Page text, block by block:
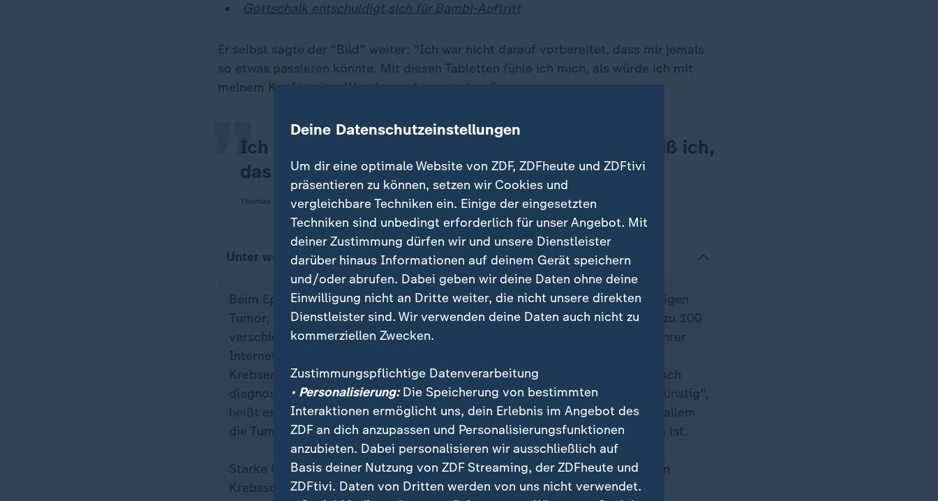
Gottschalk entschuldigt sich für Bambi-Auftritt
Er selbst sagte der "Bild" weiter: "Ich war nicht darauf vorbereitet, dass mir jemals
so etwas passieren könnte. Mit diesen Tabletten fühle ich mich, als würde ich mit
meinem Kopf in einer Waschmaschine stecken."
Ich kannte mich so selbst nicht. Inzwischen weiß ich,
das sind die Schmerzmittel.
„
Thomas Gottschalk
Unter welcher Krebsart leidet Thomas Gottschalk?
Beim Epitheloiden Angiosarkom handelt es sich um einen seltenen, bösartigen
Tumor, der von den Zellen der Blutgefäße ausgeht. Sarkome umfassen bis zu 100
verschiedene, bösartige Tumoren, wie die Deutsche Sarkom-Stiftung auf ihrer
Internetseite erklärt. Sie machen demnach nur etwa ein Prozent aller
Krebserkrankungen aus und werden deshalb oft erst spät erkannt oder falsch
diagnostiziert. Die Prognose bei Angiosarkom-Erkrankungen sei "eher ungünstig",
heißt es weiter. Einfluss auf die Überlebenschancen nehmen demnach vor allem
die Tumorgröße und die Tatsache, wie tief der Tumor bereits eingedrungen ist.
Starke Opioide wie zum Beispiel Morphin oder Fentanyl werden bei starken
Krebsschmerzen gegeben. Nebenwirkungen können Benommenheit,
Deine Datenschutzeinstellungen
Um dir eine optimale Website von ZDF, ZDFheute und ZDFtivi
präsentieren zu können, setzen wir Cookies und
vergleichbare Techniken ein. Einige der eingesetzten
Techniken sind unbedingt erforderlich für unser Angebot. Mit
deiner Zustimmung dürfen wir und unsere Dienstleister
darüber hinaus Informationen auf deinem Gerät speichern
und/oder abrufen. Dabei geben wir deine Daten ohne deine
Einwilligung nicht an Dritte weiter, die nicht unsere direkten
Dienstleister sind. Wir verwenden deine Daten auch nicht zu
kommerziellen Zwecken.
Zustimmungspflichtige Datenverarbeitung
• Personalisierung:Die Speicherung von bestimmten
Interaktionen ermöglicht uns, dein Erlebnis im Angebot des
ZDF an dich anzupassen und Personalisierungsfunktionen
anzubieten. Dabei personalisieren wir ausschließlich auf
Basis deiner Nutzung von ZDF Streaming, der ZDFheute und
ZDFtivi. Daten von Dritten werden von uns nicht verwendet.